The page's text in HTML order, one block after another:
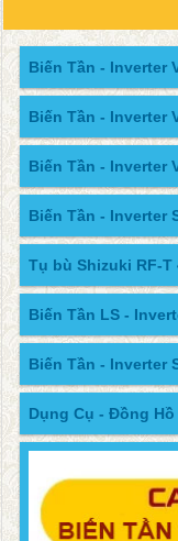
Biến Tần - Inverter
Biến Tần - Inverter
Biến Tần - Inverter
Biến Tần - Inverter
Tụ bù Shizuki RF-T
Biến Tần LS -
Biến Tần - Inverter
Dụng Cụ - Đồng